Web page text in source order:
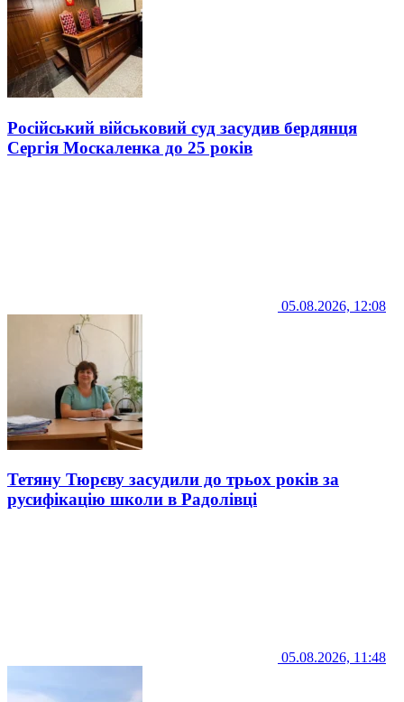
Російський військовий суд засудив бердянця
Сергія Москаленка до 25 років
05.08.2026, 12:08
Тетяну Тюрєву засудили до трьох років за
русифікацію школи в Радолівці
05.08.2026, 11:48